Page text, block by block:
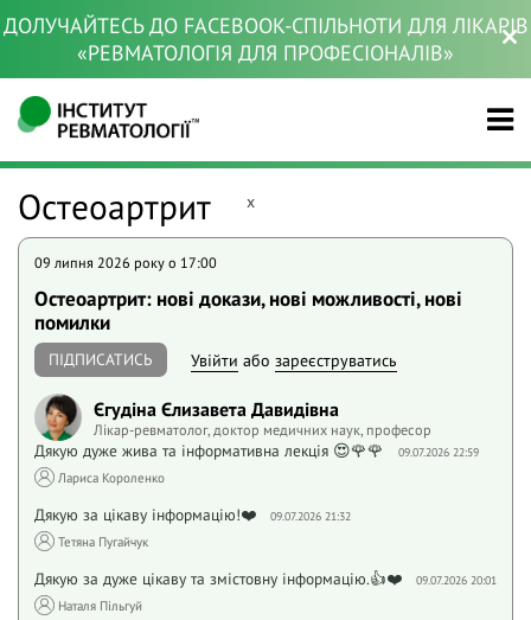
ДОЛУЧАЙТЕСЬ ДО FACEBOOK-СПІЛЬНОТИ ДЛЯ ЛІКАРІВ
«РЕВМАТОЛОГІЯ ДЛЯ ПРОФЕСІОНАЛІВ»
Остеоартрит x
09 липня 2026 року o 17:00
Остеоартрит: нові докази, нові можливості, нові
помилки
ПІДПИСАТИСЬ Увійти або зареєструватись
Єгудіна Єлизавета Давидівна
Лікар-ревматолог, доктор медичних наук, професор
Дякую дуже жива та інформативна лекція 😍🌹🌹 09.07.2026 22:59
Лариса Короленко
Дякую за цікаву інформацію!❤️ 09.07.2026 21:32
Тетяна Пугайчук
Дякую за дуже цікаву та змістовну інформацію.👍❤️ 09.07.2026 20:01
Наталя Пільгуй